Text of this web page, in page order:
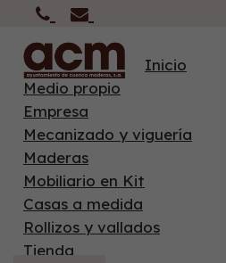
Inicio
Medio propio
Empresa
Mecanizado y viguería
Maderas
Mobiliario en Kit
Casas a medida
Rollizos y vallados
Tienda